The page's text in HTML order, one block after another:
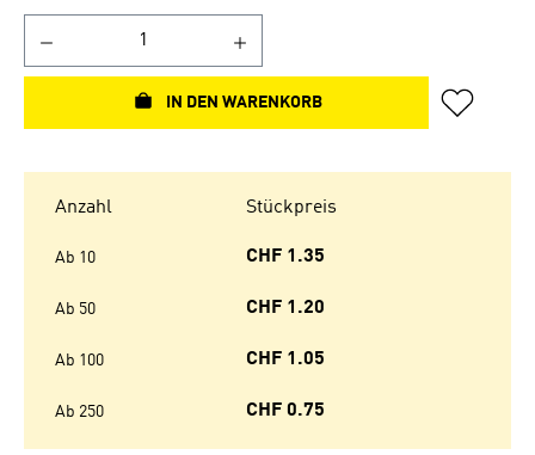
IN DEN WARENKORB
Anzahl Stückpreis
Ab 10 CHF 1.35
Ab 50 CHF 1.20
Ab 100 CHF 1.05
Ab 250 CHF 0.75